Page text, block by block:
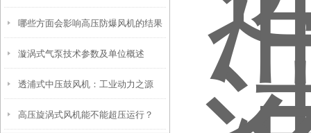
哪些方面会影响高压防爆风机的结果
漩涡式气泵技术参数及单位概述
透浦式中压鼓风机：工业动力之源
高压旋涡式风机能不能超压运行？